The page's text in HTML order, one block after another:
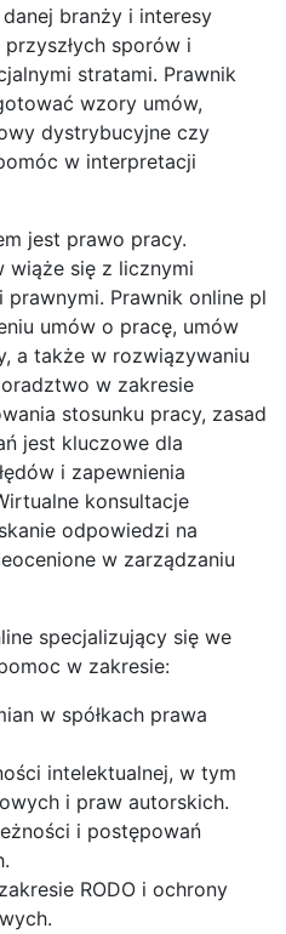
branży i interesy
sporów i
stratami. Prawnik
wzory umów,
dystrybucyjne czy
w interpretacji
jest prawo pracy.
wiąże się z licznymi
Prawnik online pl
umów o pracę, umów
a także w rozwiązywaniu
w zakresie
stosunku pracy, zasad
jest kluczowe dla
i zapewnienia
konsultacje
odpowiedzi na
w zarządzaniu
specjalizujący się we
w zakresie:
w spółkach prawa
intelektualnej, w tym
i praw autorskich.
i postępowań
RODO i ochrony